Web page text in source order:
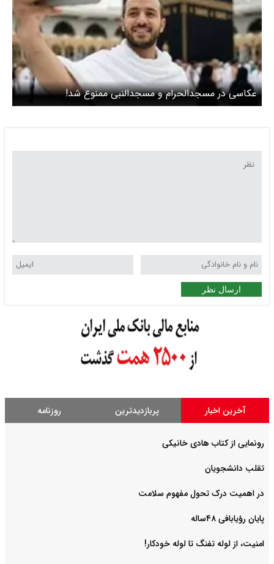
عکاسی در مسجدالحرام و مسجدالنبی ممنوع شد!
ارسال نظر
آخرین اخبار پربازدیدترین روزنامه
رونمایی از کتاب هادی خانیکی
‌تقلب دانشجویان
در اهمیت درک تحول مفهوم سلامت
پایان رؤیابافی ۴۸ساله
امنیت، از لوله تفنگ تا ‌لوله خودکار!